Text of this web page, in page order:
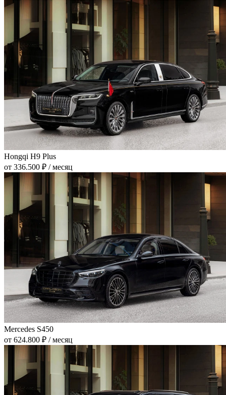
Hongqi H9 Plus
от 336.500 ₽ / месяц
Mercedes S450
от 624.800 ₽ / месяц